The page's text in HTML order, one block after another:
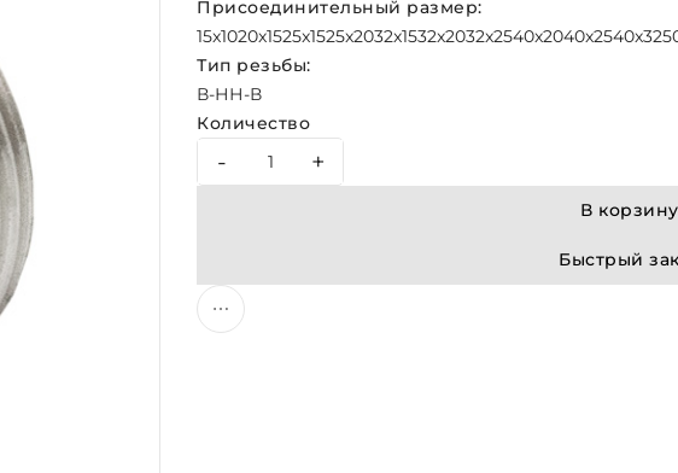
Присоединительный размер:
15x1020x1525x1525x2032x1532x2032x2540x2040x2540x32
Тип резьбы:
В-НН-В
Количество
- +
В корзину
Быстрый